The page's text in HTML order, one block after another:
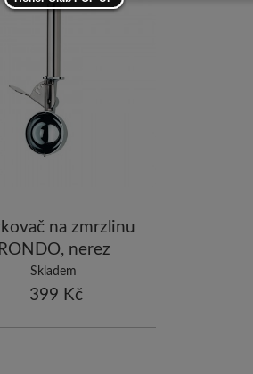
na zmrzlinu
nerez
Skladem
399 Kč